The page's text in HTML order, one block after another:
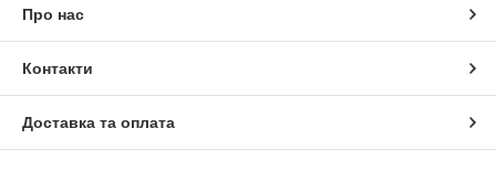
Про нас
Контакти
Доставка та оплата